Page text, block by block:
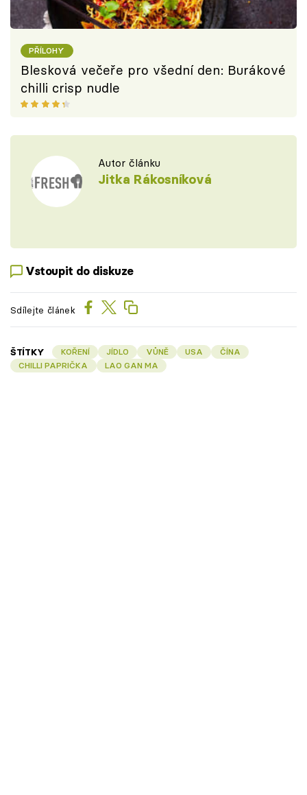
PŘÍLOHY
Blesková večeře pro všední den: Burákové
chilli crisp nudle
Autor článku
Jitka Rákosníková
Vstoupit do diskuze
Sdílejte článek
ŠTÍTKY KOŘENÍ JÍDLO VŮNĚ USA
ČÍNA
CHILLI PAPRIČKA
LAO GAN MA